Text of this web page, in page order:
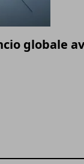
globale